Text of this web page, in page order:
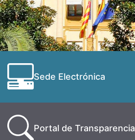
Sede Electrónica
Portal de Transparencia